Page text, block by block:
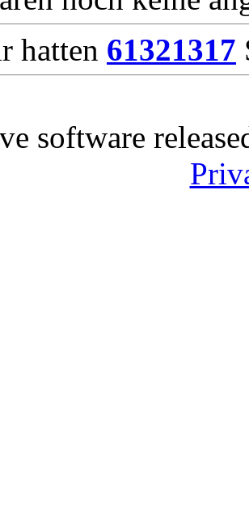
hatten 61321317
software